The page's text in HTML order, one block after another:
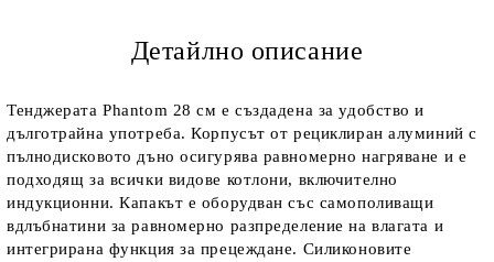
Детайлно описание
Тенджерата Phantom 28 см е създадена за удобство и
дълготрайна употреба. Корпусът от рециклиран алуминий с
пълнодисковото дъно осигурява равномерно нагряване и е
подходящ за всички видове котлони, включително
индукционни. Капакът е оборудван със самополиващи
вдлъбнатини за равномерно разпределение на влагата и
интегрирана функция за прецеждане. Силиконовите